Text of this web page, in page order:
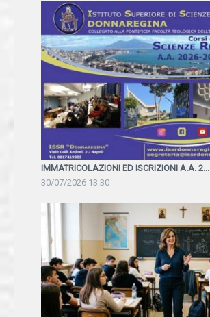
IMMATRICOLAZIONI ED ISCRIZIONI A.A. 2...
30/07/2026 13.30